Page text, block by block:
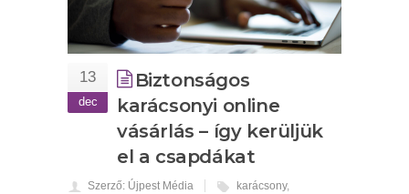
13
dec
Biztonságos
karácsonyi online
vásárlás – így kerüljük
el a csapdákat
Szerző: Újpest Média karácsony,